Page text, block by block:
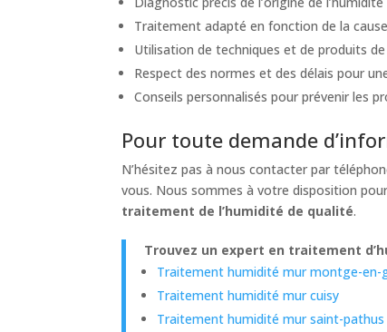
Traitement adapté en fonction de la
Utilisation de techniques et de produits
Respect des normes et des délais pour
Conseils personnalisés pour prévenir les
Pour toute demande
N’hésitez pas à nous contacter par
vous. Nous sommes à votre disposition
traitement de l’humidité de qualité.
Trouvez un expert en traitement
Traitement humidité mur montge-en-
Traitement humidité mur cuisy
Traitement humidité mur saint-pathus